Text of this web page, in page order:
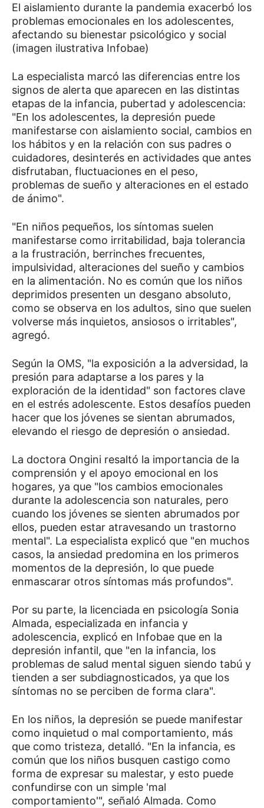
El aislamiento durante la pandemia exacerbó los
problemas emocionales en los adolescentes,
afectando su bienestar psicológico y social
(imagen ilustrativa Infobae)
La especialista marcó las diferencias entre los
signos de alerta que aparecen en las distintas
etapas de la infancia, pubertad y adolescencia:
"En los adolescentes, la depresión puede
manifestarse con aislamiento social, cambios en
los hábitos y en la relación con sus padres o
cuidadores, desinterés en actividades que antes
disfrutaban, fluctuaciones en el peso,
problemas de sueño y alteraciones en el estado
de ánimo".
"En niños pequeños, los síntomas suelen
manifestarse como irritabilidad, baja tolerancia
a la frustración, berrinches frecuentes,
impulsividad, alteraciones del sueño y cambios
en la alimentación. No es común que los niños
deprimidos presenten un desgano absoluto,
como se observa en los adultos, sino que suelen
volverse más inquietos, ansiosos o irritables",
agregó.
Según la OMS, "la exposición a la adversidad, la
presión para adaptarse a los pares y la
exploración de la identidad" son factores clave
en el estrés adolescente. Estos desafíos pueden
hacer que los jóvenes se sientan abrumados,
elevando el riesgo de depresión o ansiedad.
La doctora Ongini resaltó la importancia de la
comprensión y el apoyo emocional en los
hogares, ya que "los cambios emocionales
durante la adolescencia son naturales, pero
cuando los jóvenes se sienten abrumados por
ellos, pueden estar atravesando un trastorno
mental". La especialista explicó que "en muchos
casos, la ansiedad predomina en los primeros
momentos de la depresión, lo que puede
enmascarar otros síntomas más profundos".
Por su parte, la licenciada en psicología Sonia
Almada, especializada en infancia y
adolescencia, explicó en Infobae que en la
depresión infantil, que "en la infancia, los
problemas de salud mental siguen siendo tabú y
tienden a ser subdiagnosticados, ya que los
síntomas no se perciben de forma clara".
En los niños, la depresión se puede manifestar
como inquietud o mal comportamiento, más
que como tristeza, detalló. "En la infancia, es
común que los niños busquen castigo como
forma de expresar su malestar, y esto puede
confundirse con un simple 'mal
comportamiento'", señaló Almada. Como